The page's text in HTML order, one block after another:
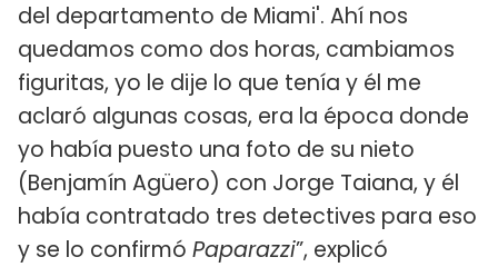
del departamento de Miami'. Ahí nos
quedamos como dos horas, cambiamos
figuritas, yo le dije lo que tenía y él me
aclaró algunas cosas, era la época donde
yo había puesto una foto de su nieto
(Benjamín Agüero) con Jorge Taiana, y él
había contratado tres detectives para eso
y se lo confirmó Paparazzi”, explicó